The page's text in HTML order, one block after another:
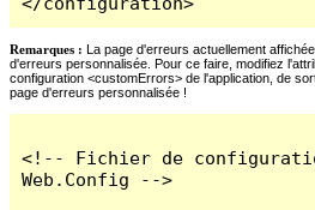
Remarques : La page d'erreurs actuellement
d'erreurs personnalisée. Pour ce faire, modifiez
configuration <customErrors> de l'application, de
page d'erreurs personnalisée !
<!-- Fichier de
Web.Config -->